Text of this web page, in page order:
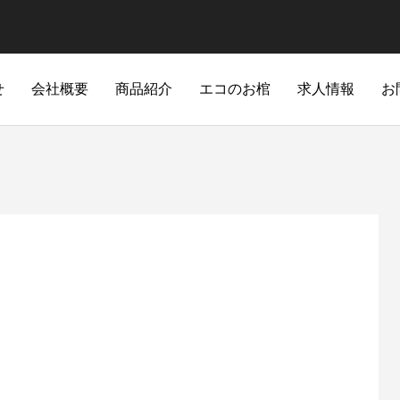
会社概要 商品紹介 エコのお棺 求人情報 お